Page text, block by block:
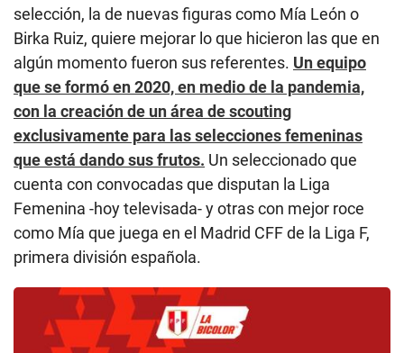
selección, la de nuevas figuras como Mía León o
Birka Ruiz, quiere mejorar lo que hicieron las que en
algún momento fueron sus referentes. Un equipo
que se formó en 2020, en medio de la pandemia,
con la creación de un área de scouting
exclusivamente para las selecciones femeninas
que está dando sus frutos. Un seleccionado que
cuenta con convocadas que disputan la Liga
Femenina -hoy televisada- y otras con mejor roce
como Mía que juega en el Madrid CFF de la Liga F,
primera división española.